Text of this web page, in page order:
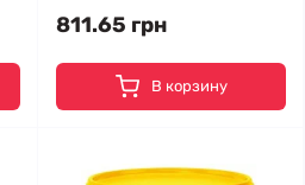
811.65 грн
В корзину